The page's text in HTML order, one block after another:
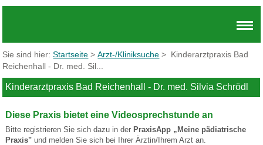
Sie sind hier:Startseite >Arzt-/Kliniksuche > Kinderarztpraxis Bad
Reichenhall - Dr. med. Sil...
Kinderarztpraxis Bad Reichenhall - Dr. med. Silvia Schrödl
Diese Praxis bietet eine Videosprechstunde an
Bitte registrieren Sie sich dazu in der PraxisApp „Meine pädiatrische
Praxis"und melden Sie sich bei Ihrer Ärztin/Ihrem Arzt an.